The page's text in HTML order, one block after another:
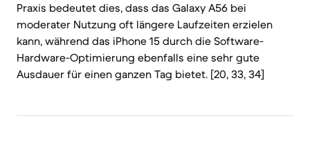
Praxis bedeutet dies, dass das Galaxy A56 bei
moderater Nutzung oft längere Laufzeiten erzielen
kann, während das iPhone 15 durch die Software-
Hardware-Optimierung ebenfalls eine sehr gute
Ausdauer für einen ganzen Tag bietet. [20, 33, 34]